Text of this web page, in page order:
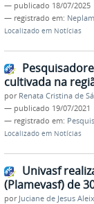
— publicado 18/07/2025
— registrado em:
Localizado em Notícias
cultivada na
por Renata Cristina de
— publicado 19/07/2021
— registrado em:
Localizado em Notícias
Univasf
(Plamevasf) de
por Juciane de Jesus